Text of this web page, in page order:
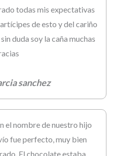
todas mis expectativas
de esto y del cariño
duda soy la caña muchas
sanchez
el nombre de nuestro hijo
fue perfecto, muy bien
El chocolate estaba